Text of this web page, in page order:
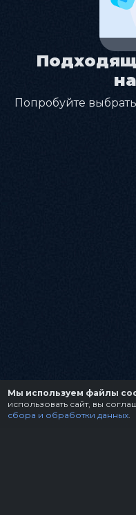
Попробуйте
Мы используем файлы
использовать сайт, вы
сбора и обработки данных